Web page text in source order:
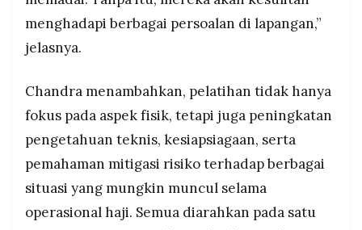
menghadapi berbagai persoalan di lapangan,”
jelasnya.
Chandra menambahkan, pelatihan tidak hanya
fokus pada aspek fisik, tetapi juga peningkatan
pengetahuan teknis, kesiapsiagaan, serta
pemahaman mitigasi risiko terhadap berbagai
situasi yang mungkin muncul selama
operasional haji. Semua diarahkan pada satu